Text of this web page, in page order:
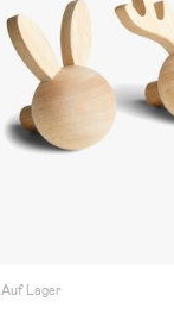
Auf Lager